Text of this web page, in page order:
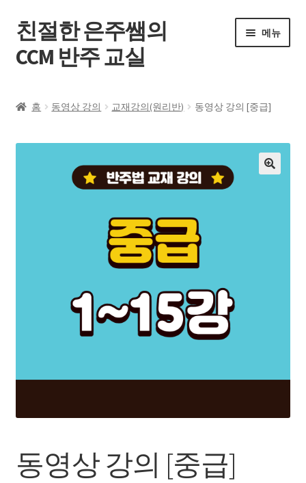
친절한 은주쌤의
CCM 반주 교실
메뉴
홈 동영상 강의 교재강의(원리반) 동영상 강의 [중급]
동영상 강의 [중급]